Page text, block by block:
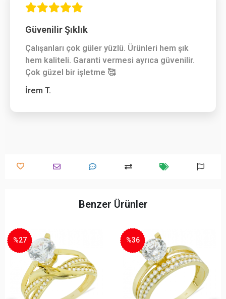
Güvenilir Şıklık
Çalışanları çok güler yüzlü. Ürünleri hem şık
hem kaliteli. Garanti vermesi ayrıca güvenilir.
Çok güzel bir işletme 🥰
İrem T.
Benzer Ürünler
%27 %36